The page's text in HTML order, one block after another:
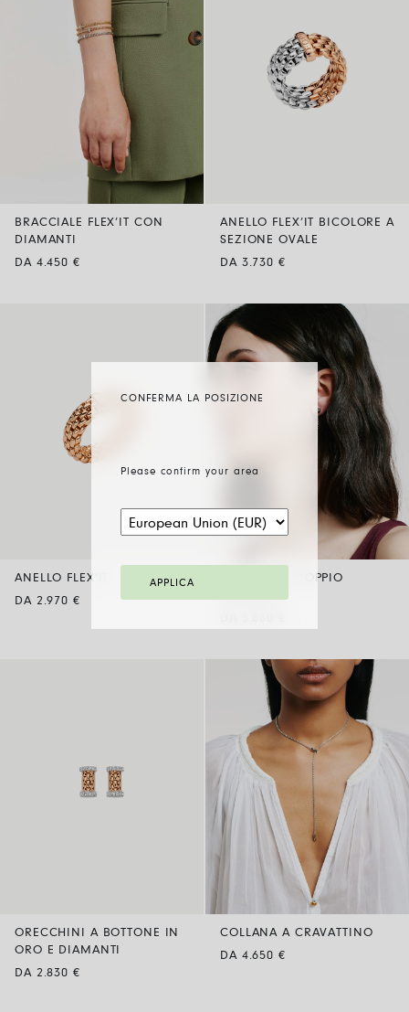
CONFERMA LA POSIZIONE
Please confirm your area
APPLICA
BRACCIALE FLEX’IT CON
DIAMANTI
DA 4.450 €
ANELLO FLEX’IT BICOLORE A
SEZIONE OVALE
DA 3.730 €
ANELLO FLEX’IT
DA 2.970 €
ORECCHINI DOPPIO
ORECCHINI A BOTTONE IN
ORO E DIAMANTI
DA 2.830 €
COLLANA A CRAVATTINO
DA 4.650 €